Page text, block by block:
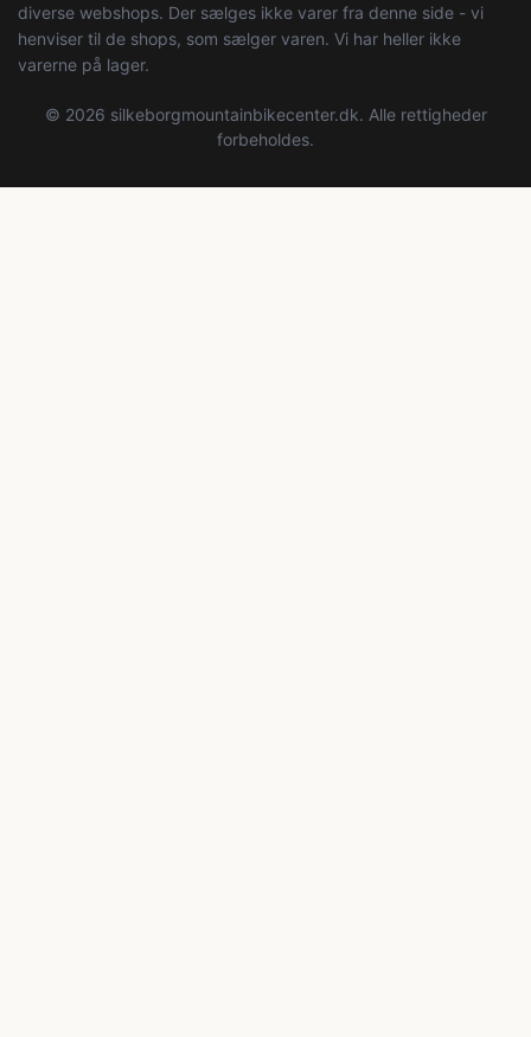
diverse webshops. Der sælges ikke varer fra denne side - vi
henviser til de shops, som sælger varen. Vi har heller ikke
varerne på lager.
© 2026 silkeborgmountainbikecenter.dk. Alle rettigheder
forbeholdes.